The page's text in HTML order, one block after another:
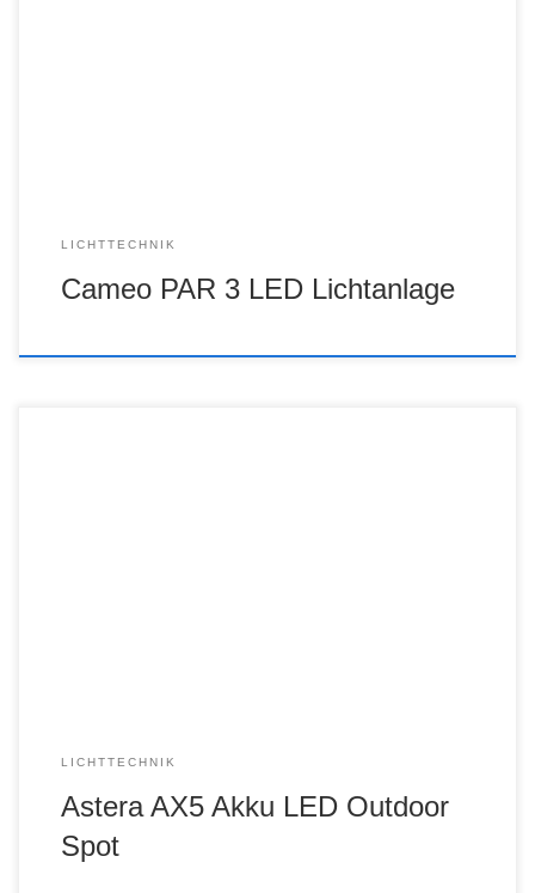
LICHTTECHNIK
Cameo PAR 3 LED Lichtanlage
LICHTTECHNIK
Astera AX5 Akku LED Outdoor
Spot